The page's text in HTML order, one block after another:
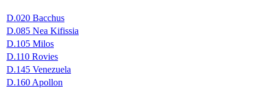
D.020 Bacchus
D.085 Nea Kifissia
D.105 Milos
D.110 Rovies
D.145 Venezuela
D.160 Apollon